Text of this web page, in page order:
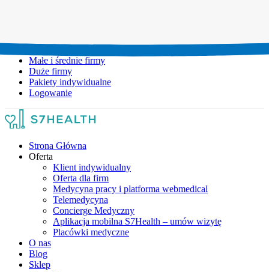
Małe i średnie firmy
Duże firmy
Pakiety indywidualne
Logowanie
Strona Główna
Oferta
Klient indywidualny
Oferta dla firm
Medycyna pracy i platforma webmedical
Telemedycyna
Concierge Medyczny
Aplikacja mobilna S7Health – umów wizytę
Placówki medyczne
O nas
Blog
Sklep